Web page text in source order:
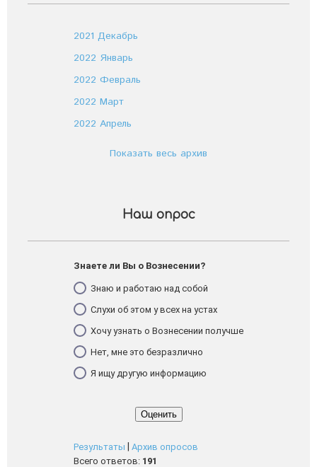
2021 Декабрь
2022 Январь
2022 Февраль
2022 Март
2022 Апрель
Показать весь архив
Наш опрос
Знаете ли Вы о Вознесении?
Знаю и работаю над собой
Слухи об этом у всех на устах
Хочу узнать о Вознесении получше
Нет, мне это безразлично
Я ищу другую информацию
Результаты
Архив опросов
Всего ответов: 191